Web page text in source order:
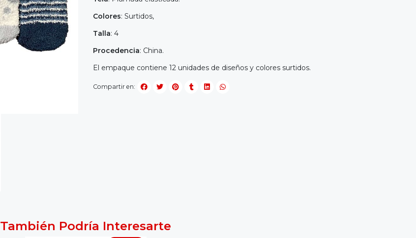
Colores: Surtidos,
Talla: 4
Procedencia: China.
El empaque contiene 12 unidades de diseños y colores surtidos.
Compartir en:
También Podría Interesarte